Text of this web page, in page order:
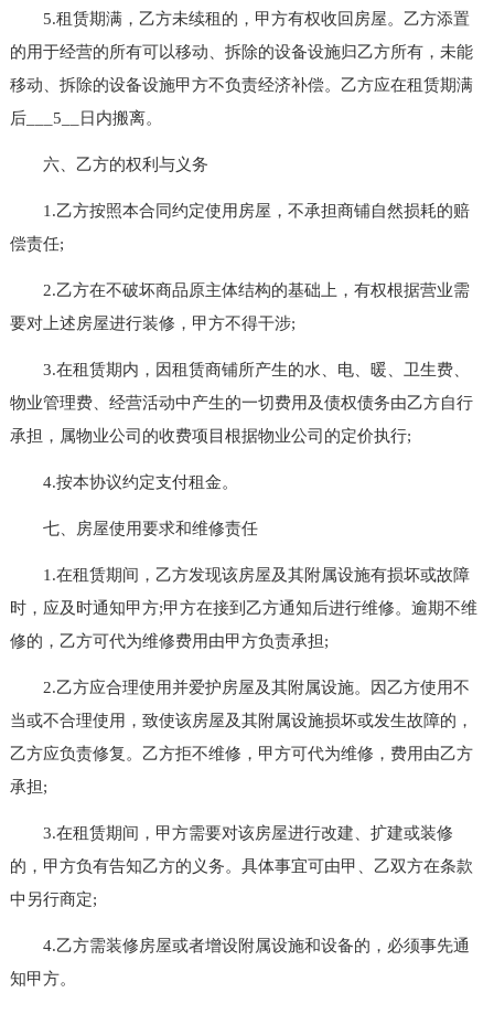
5.租赁期满，乙方未续租的，甲方有权收回房屋。乙方添置
的用于经营的所有可以移动、拆除的设备设施归乙方所有，未能
移动、拆除的设备设施甲方不负责经济补偿。乙方应在租赁期满
后___5__日内搬离。
六、乙方的权利与义务
1.乙方按照本合同约定使用房屋，不承担商铺自然损耗的赔
偿责任;
2.乙方在不破坏商品原主体结构的基础上，有权根据营业需
要对上述房屋进行装修，甲方不得干涉;
3.在租赁期内，因租赁商铺所产生的水、电、暖、卫生费、
物业管理费、经营活动中产生的一切费用及债权债务由乙方自行
承担，属物业公司的收费项目根据物业公司的定价执行;
4.按本协议约定支付租金。
七、房屋使用要求和维修责任
1.在租赁期间，乙方发现该房屋及其附属设施有损坏或故障
时，应及时通知甲方;甲方在接到乙方通知后进行维修。逾期不维
修的，乙方可代为维修费用由甲方负责承担;
2.乙方应合理使用并爱护房屋及其附属设施。因乙方使用不
当或不合理使用，致使该房屋及其附属设施损坏或发生故障的，
乙方应负责修复。乙方拒不维修，甲方可代为维修，费用由乙方
承担;
3.在租赁期间，甲方需要对该房屋进行改建、扩建或装修
的，甲方负有告知乙方的义务。具体事宜可由甲、乙双方在条款
中另行商定;
4.乙方需装修房屋或者增设附属设施和设备的，必须事先通
知甲方。